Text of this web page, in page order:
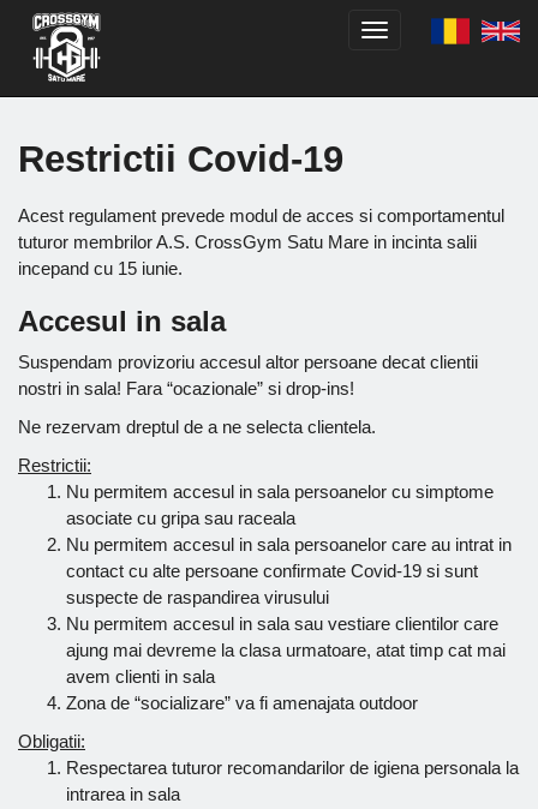
Toggle
navigation
Restrictii Covid-19
Acest regulament prevede modul de acces si comportamentul
tuturor membrilor A.S. CrossGym Satu Mare in incinta salii
incepand cu 15 iunie.
Accesul in sala
Suspendam provizoriu accesul altor persoane decat clientii
nostri in sala! Fara “ocazionale” si drop-ins!
Ne rezervam dreptul de a ne selecta clientela.
Restrictii:
Nu permitem accesul in sala persoanelor cu simptome
asociate cu gripa sau raceala
Nu permitem accesul in sala persoanelor care au intrat in
contact cu alte persoane confirmate Covid-19 si sunt
suspecte de raspandirea virusului
Nu permitem accesul in sala sau vestiare clientilor care
ajung mai devreme la clasa urmatoare, atat timp cat mai
avem clienti in sala
Zona de “socializare” va fi amenajata outdoor
Obligatii:
Respectarea tuturor recomandarilor de igiena personala la
intrarea in sala